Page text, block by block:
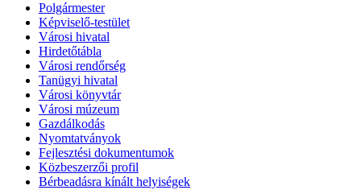
Polgármester
Képviselő-testület
Városi hivatal
Hirdetőtábla
Városi rendőrség
Tanügyi hivatal
Városi könyvtár
Városi múzeum
Gazdálkodás
Nyomtatványok
Fejlesztési dokumentumok
Közbeszerzői profil
Bérbeadásra kínált helyiségek